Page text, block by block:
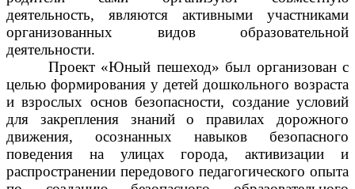
деятельность, являются активными участниками
организованных видов образовательной
деятельности.
Проект «Юный пешеход» был организован с
целью формирования у детей дошкольного возраста
и взрослых основ безопасности, создание условий
для закрепления знаний о правилах дорожного
движения, осознанных навыков безопасного
поведения на улицах города, активизации и
распространении передового педагогического опыта